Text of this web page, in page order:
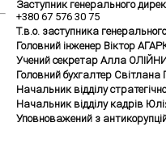
Заступник генерального
+380 67 576 30 75
Т.в.о. заступника
Головний інженер Віктор
Учений секретар Алла
Головний бухгалтер Світлана
Начальник відділу
Начальник відділу кадрів
Уповноважений з